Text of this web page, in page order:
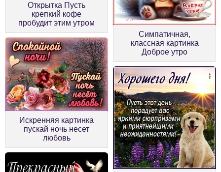
Открытка Пусть
крепкий кофе
пробудит этим утром
Симпатичная,
классная картинка
Доброе утро
Искренняя картинка
пускай ночь несет
любовь